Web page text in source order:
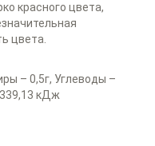
красного цвета,
цвета.
– 0,5г, Углеводы –
кДж